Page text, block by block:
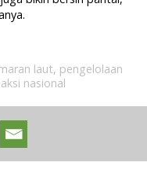
laut, pengelolaan
nasional